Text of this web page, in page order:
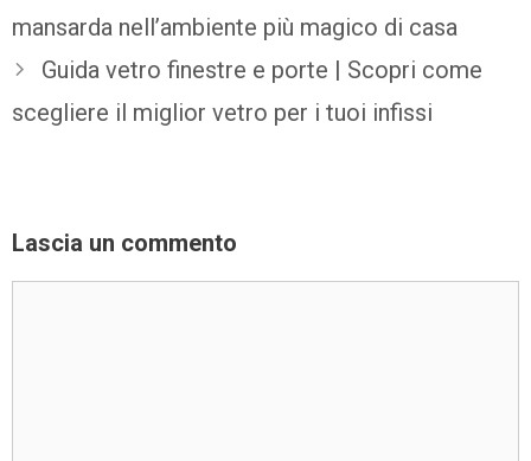
mansarda nell’ambiente più magico di casa
Guida vetro finestre e porte | Scopri come
scegliere il miglior vetro per i tuoi infissi
Lascia un commento